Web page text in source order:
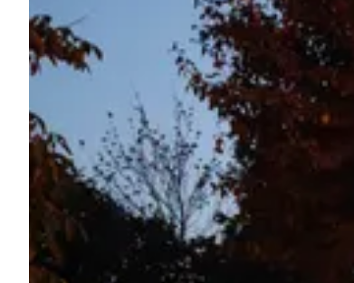
Unterkünfte
Routen
Fotoinspiration
Tipps & Inspiration
Stories
Gutscheine